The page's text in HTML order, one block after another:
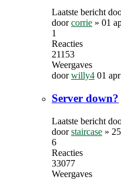
Laatste bericht
doorcorrie » 01
1
Reacties
21153
Weergaves
doorwilly4 01
Server down?
Laatste bericht
doorstaircase »
6
Reacties
33077
Weergaves